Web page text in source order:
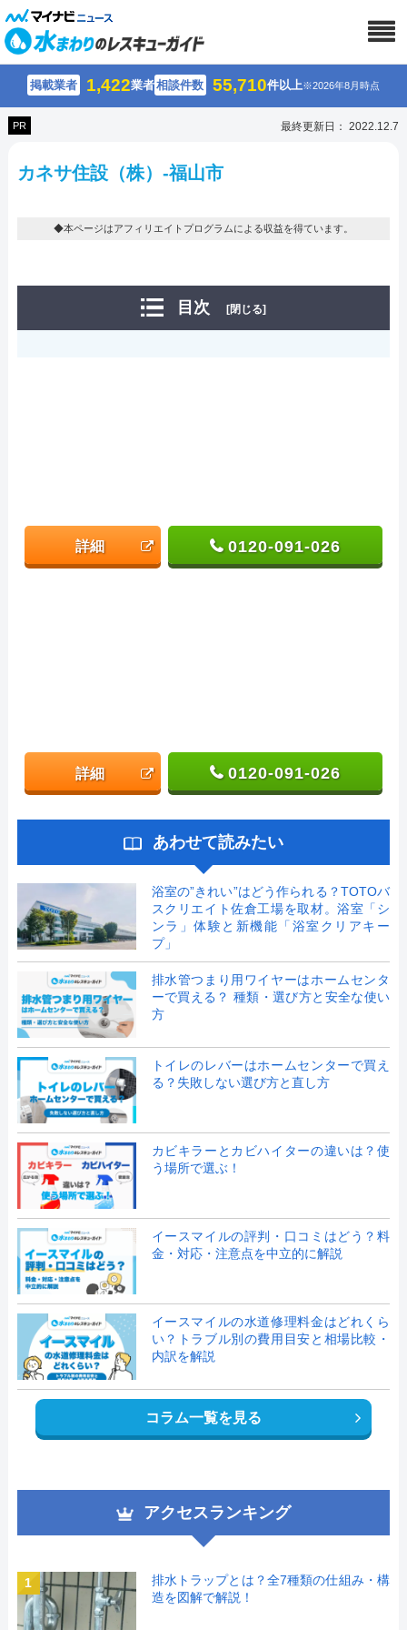
掲載業者 1,422業者相談件数 55,710件以上※2026年8月時点
PR 最終更新日： 2022.12.7
カネサ住設（株）-福山市
◆本ページはアフィリエイトプログラムによる収益を得ています。
目次 [閉じる]
詳細 0120-091-026
詳細 0120-091-026
あわせて読みたい
浴室の”きれい”はどう作られる？TOTOバ
スクリエイト佐倉工場を取材。浴室「シ
ンラ」体験と新機能「浴室クリアキー
プ」
排水管つまり用ワイヤーはホームセンタ
ーで買える？ 種類・選び方と安全な使い
方
トイレのレバーはホームセンターで買え
る？失敗しない選び方と直し方
カビキラーとカビハイターの違いは？使
う場所で選ぶ！
イースマイルの評判・口コミはどう？料
金・対応・注意点を中立的に解説
イースマイルの水道修理料金はどれくら
い？トラブル別の費用目安と相場比較・
内訳を解説
コラム一覧を見る
アクセスランキング
1
排水トラップとは？全7種類の仕組み・構
造を図解で解説！